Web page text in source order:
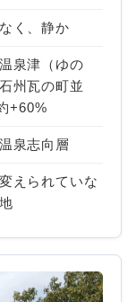
く、静か
泉津（ゆの
州瓦の町並
+60%
泉志向層
えられていな